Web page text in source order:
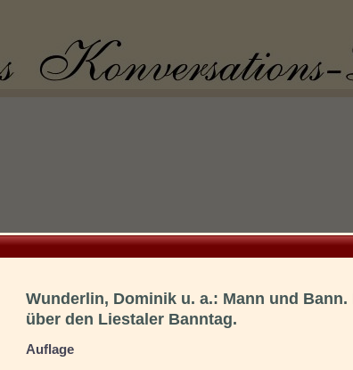
Wunderlin, Dominik u. a.: Mann und
über den Liestaler Banntag.
Auflage